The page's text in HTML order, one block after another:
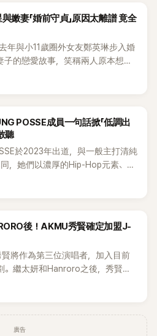
嫩妻「婚前守貞」原因太離譜 竟全
年與小11歲圈外女友鄭英琳步入婚
的戀愛故事，笑稱兩人原本想享
門口時竟被路人認出，還一路替
POSSE成員一句話掀「低調出
聽
於2023年出道，與一般主打清純
，她們以濃厚的Hip-Hop元素、自
特色，MV也融入美式街頭、塗
新生代代表之一。
後！AKMU秀賢確定加盟J-
將作為第三位演唱者，加入目前
。繼太妍和Hanroro之後，秀賢已
，並於近期完成錄音。
廣告